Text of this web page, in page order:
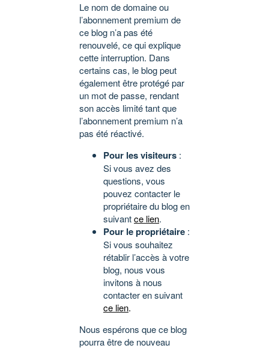
Le nom de domaine ou
l’abonnement premium de
ce blog n’a pas été
renouvelé, ce qui explique
cette interruption. Dans
certains cas, le blog peut
également être protégé par
un mot de passe, rendant
son accès limité tant que
l’abonnement premium n’a
pas été réactivé.
Pour les visiteurs :
Si vous avez des
questions, vous
pouvez contacter le
propriétaire du blog en
suivantce lien.
Pour le propriétaire :
Si vous souhaitez
rétablir l’accès à votre
blog, nous vous
invitons à nous
contacter en suivant
ce lien.
Nous espérons que ce blog
pourra être de nouveau